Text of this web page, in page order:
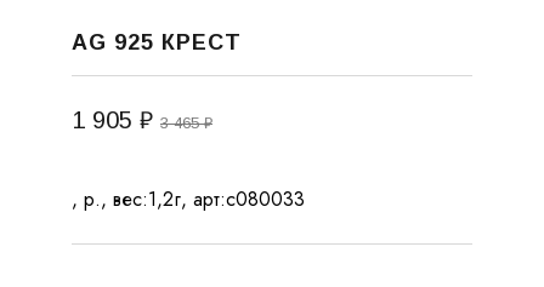
AG 925 КРЕСТ
1 905 ₽ 3 465 ₽
, р., вес:1,2г, арт:с080033